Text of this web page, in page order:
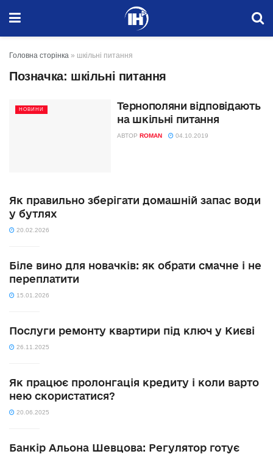
Головна сторінка » шкільні питання
Позначка: шкільні питання
НОВИНИ
Тернополяни відповідають
на шкільні питання
АВТОР ROMAN 04.10.2019
Як правильно зберігати домашній запас води
у бутлях
20.02.2026
Біле вино для новачків: як обрати смачне і не
переплатити
15.01.2026
Послуги ремонту квартири під ключ у Києві
26.11.2025
Як працює пролонгація кредиту і коли варто
нею скористатися?
20.06.2025
Банкір Альона Шевцова: Регулятор готує